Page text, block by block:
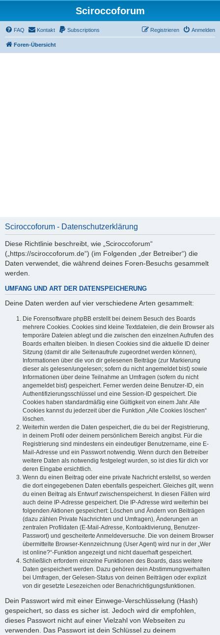
Sciroccoforum
FAQ Kontakt Subscriptions Anmelden
Registrieren
Foren-Übersicht
Sciroccoforum - Datenschutzerklärung
Diese Richtlinie beschreibt, wie „Sciroccoforum“
(„https://sciroccoforum.de“) (im Folgenden „der Betreiber“) die
Daten verwendet, die während deines Foren-Besuchs gesammelt
werden.
UMFANG UND ART DER DATENSPEICHERUNG
Deine Daten werden auf vier verschiedene Arten gesammelt:
Die Forensoftware phpBB erstellt bei deinem Besuch des Boards
mehrere Cookies. Cookies sind kleine Textdateien, die dein Browser als
temporäre Dateien ablegt und die zwischen den einzelnen Aufrufen des
Boards erhalten bleiben. In diesen Cookies sind die aktuelle ID deiner
Sitzung (damit dir alle Seitenaufrufe zugeordnet werden können),
Informationen über die von dir gelesenen Beiträge (zur Markierung
dieser als gelesen/ungelesen; sofern du nicht angemeldet bist) sowie
Informationen über deine Teilnahme an Umfragen (sofern du nicht
angemeldet bist) gespeichert. Ferner werden deine Benutzer-ID, ein
Authentifizierungsschlüssel und eine Session-ID gespeichert. Die
Cookies haben standardmäßig eine Gültigkeit von einem Jahr. Alle
Cookies kannst du jederzeit über die Funktion „Alle Cookies löschen“
löschen.
Weiterhin werden die Daten gespeichert, die du bei der Registrierung,
in deinem Profil oder deinem persönlichem Bereich angibst. Für die
Registrierung sind mindestens ein eindeutiger Benutzername, eine E-
Mail-Adresse und ein Passwort notwendig. Wenn durch den Betreiber
weitere Daten als notwendig festgelegt wurden, so ist dies für dich vor
deren Eingabe ersichtlich.
Wenn du einen Beitrag oder eine private Nachricht erstellst, so werden
die dort eingegebenen Daten ebenfalls gespeichert. Gleiches gilt, wenn
du einen Beitrag als Entwurf zwischenspeicherst. In diesen Fällen wird
auch deine IP-Adresse gespeichert. Die IP-Adresse wird weiterhin bei
folgenden Aktionen gespeichert: Löschen und Ändern von Beiträgen
(dazu zählen Private Nachrichten und Umfragen), Änderungen an
zentralen Profildaten (E-Mail-Adresse, Kontoaktivierung, Benutzer-
Passwort) und gescheiterte Anmeldeversuche. Die von deinem Browser
übermittelte Browser-Kennzeichnung (User Agent) wird nur in der „Wer
ist online?“-Funktion angezeigt und nicht dauerhaft gespeichert.
Schließlich erfordern einzelne Funktionen des Boards, dass weitere
Daten gespeichert werden. Dazu gehören dein Abstimmungsverhalten
bei Umfragen, der Gelesen-Status von deinen Beiträgen oder explizit
von dir gesetzte Lesezeichen oder Benachrichtigungsfunktionen.
Dein Passwort wird mit einer Einwege-Verschlüsselung (Hash)
gespeichert, so dass es sicher ist. Jedoch wird dir empfohlen,
dieses Passwort nicht auf einer Vielzahl von Webseiten zu
verwenden. Das Passwort ist dein Schlüssel zu deinem